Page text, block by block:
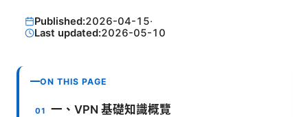
Published:2026-04-15·
Last updated:2026-05-10
ON THIS PAGE
一、VPN 基礎知識概覽